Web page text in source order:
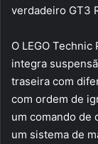
verdadeiro GT3
O LEGO Technic
integra
traseira com
com ordem de
um comando de
um sistema de